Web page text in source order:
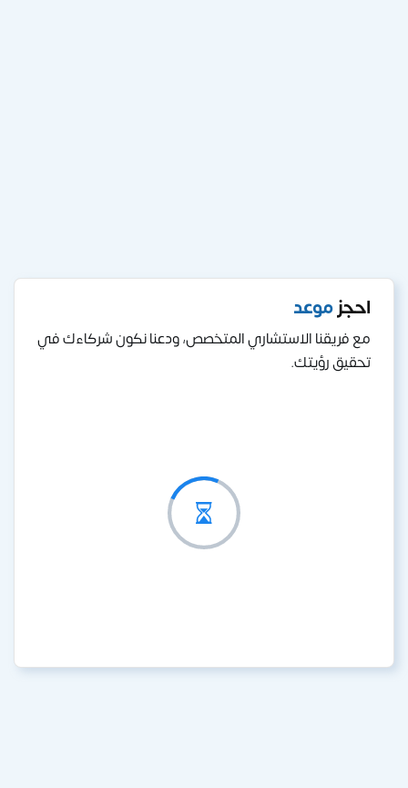
احجزموعد
مع فريقنا الاستشاري المتخصص، ودعنا نكون شركاءك في
تحقيق رؤيتك.